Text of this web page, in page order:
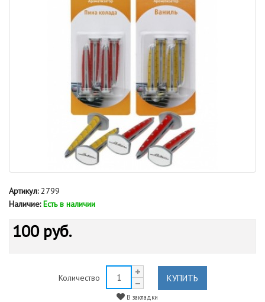
Артикул:2799
Наличие: Есть в наличии
100 руб.
Количество КУПИТЬ
В закладки